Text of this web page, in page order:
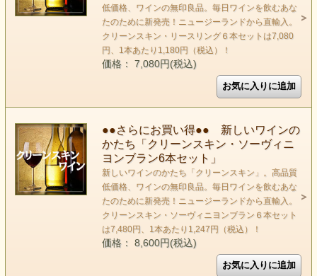
低価格、ワインの無印良品。毎日ワインを飲むあな
たのために新発売！ニュージーランドから直輸入。
クリーンスキン・リースリング６本セットは7,080
円、1本あたり1,180円（税込）！
価格： 7,080円(税込)
●●さらにお買い得●● 新しいワインの
かたち「クリーンスキン・ソーヴィニ
ヨンブラン6本セット」
新しいワインのかたち「クリーンスキン」。高品質
低価格、ワインの無印良品。毎日ワインを飲むあな
たのために新発売！ニュージーランドから直輸入。
クリーンスキン・ソーヴィニヨンブラン６本セット
は7,480円、1本あたり1,247円（税込）！
価格： 8,600円(税込)